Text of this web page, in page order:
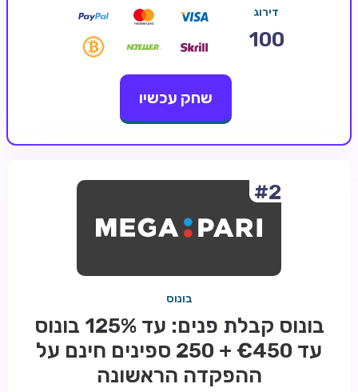
בונוסים בקזינו אונליין
טיפים
דירוג
100
שחק עכשיו
#2
בונוס
בונוס קבלת פנים: עד 125% בונוס
עד €450 + 250 ספינים חינם על
ההפקדה הראשונה